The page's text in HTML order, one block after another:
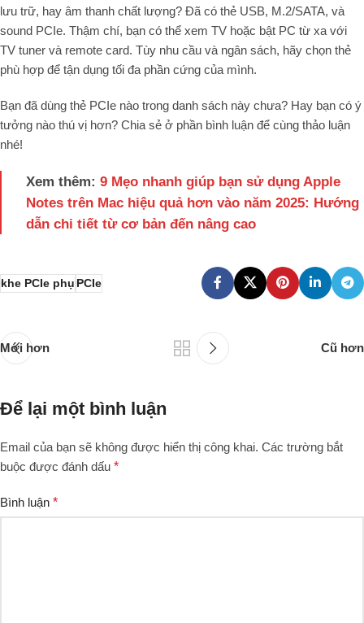
lưu trữ, hay âm thanh chất lượng? Đã có thẻ USB, M.2/SATA, và
sound PCIe. Thậm chí, bạn có thể xem TV hoặc bật PC từ xa với
TV tuner và remote card. Tùy nhu cầu và ngân sách, hãy chọn thẻ
phù hợp để tận dụng tối đa phần cứng của mình.
Bạn đã dùng thẻ PCIe nào trong danh sách này chưa? Hay bạn có ý
tưởng nào thú vị hơn? Chia sẻ ở phần bình luận để cùng thảo luận
nhé!
Xem thêm: 9 Mẹo nhanh giúp bạn sử dụng Apple
Notes trên Mac hiệu quả hơn vào năm 2025: Hướng
dẫn chi tiết từ cơ bản đến nâng cao
khe PCIe phụ PCIe
Mới hơn Cũ hơn
Để lại một bình luận
Email của bạn sẽ không được hiển thị công khai. Các trường bắt
buộc được đánh dấu *
Bình luận *